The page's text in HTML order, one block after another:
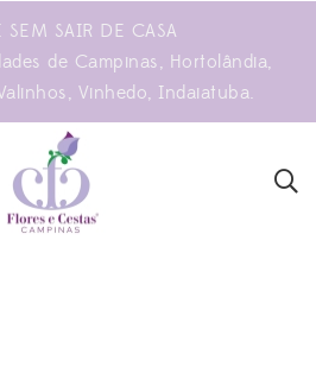
SEM SAIR DE CASA
de Campinas, Hortolândia,
Vinhedo, Indaiatuba.